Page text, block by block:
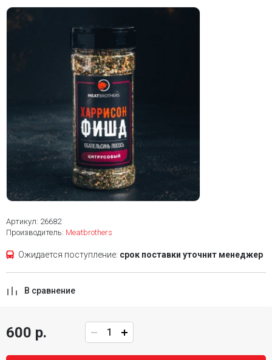
Артикул: 26682
Производитель: Meatbrothers
Ожидается поступление: срок поставки уточнит менеджер
В сравнение
600 р.